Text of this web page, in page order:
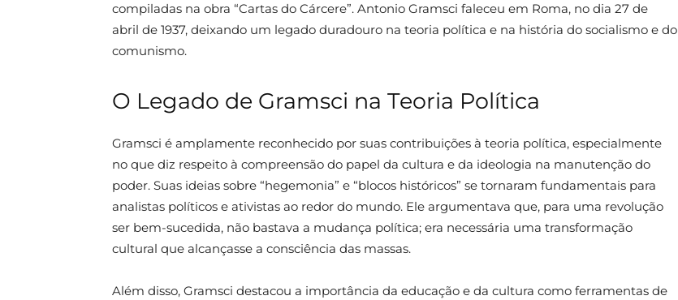
compiladas na obra “Cartas do Cárcere”. Antonio Gramsci faleceu em Roma, no dia 27 de
abril de 1937, deixando um legado duradouro na teoria política e na história do socialismo e do
comunismo.
O Legado de Gramsci na Teoria Política
Gramsci é amplamente reconhecido por suas contribuições à teoria política, especialmente
no que diz respeito à compreensão do papel da cultura e da ideologia na manutenção do
poder. Suas ideias sobre “hegemonia” e “blocos históricos” se tornaram fundamentais para
analistas políticos e ativistas ao redor do mundo. Ele argumentava que, para uma revolução
ser bem-sucedida, não bastava a mudança política; era necessária uma transformação
cultural que alcançasse a consciência das massas.
Além disso, Gramsci destacou a importância da educação e da cultura como ferramentas de